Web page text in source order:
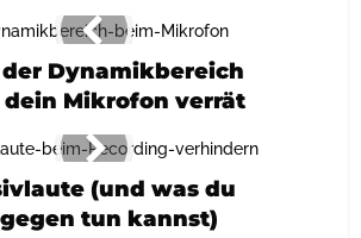
der Dynamikbereich
dein Mikrofon verrät
(und was du
tun kannst)